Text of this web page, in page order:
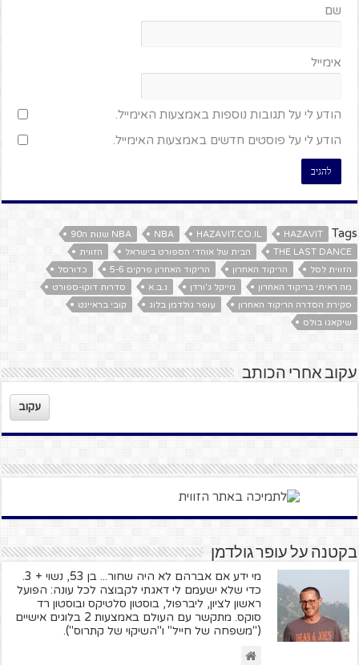
שם
אימייל
הודע לי על תגובות נוספות באמצעות האימייל.
הודע לי על פוסטים חדשים באמצעות האימייל.
Tags
HAZAVIT
HAZAVIT.CO.IL
NBA
NBA שנות ה90
THE LAST DANCE
הבית של אוהדי הספורט בישראל
הזווית
הזווית לסל
הריקוד האחרון הריקוד האחרון פרקים 5-6
כדורסל
מה ראיתי בריקוד האחרון
מייקל ג'ורדן נ.ב.א
סדרות דוקו-ספורט
סקירת הסדרה הריקוד האחרון
עופר גולדמן בלוג
קובי בראיינט
שיקאגו בולס
עקוב אחרי הכותב
עקוב
בקטנה על עופר גולדמן
מי ידע אם אברהם לא היה שחור... בן 53, נשוי + 3.
כדי שלא ישעמם לי דאגתי לקבוצה לכל עונה: הפועל
ראשון לציון, ליברפול, בוסטון סלטיקס ובוסטון רד
סוקס. מתקשר עם העולם באמצעות 2 בלוגים אישיים
("משפחה של חייל" ו"השיקוי של קתרוס").